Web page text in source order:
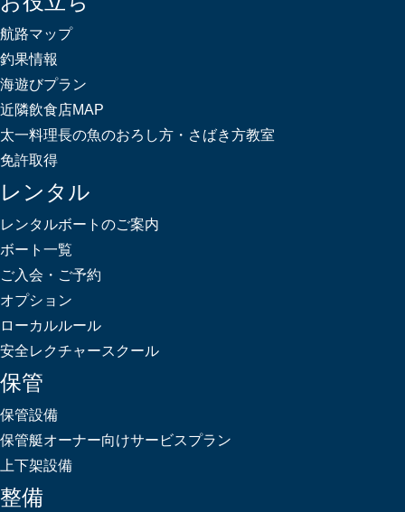
航路マップ
釣果情報
海遊びプラン
近隣飲食店MAP
太一料理長の魚のおろし方・さばき方教室
免許取得
レンタル
レンタルボートのご案内
ボート一覧
ご入会・ご予約
オプション
ローカルルール
安全レクチャースクール
保管
保管設備
保管艇オーナー向けサービスプラン
上下架設備
整備